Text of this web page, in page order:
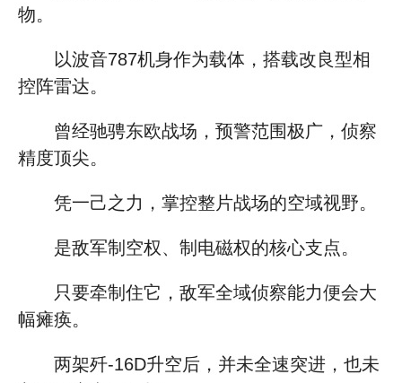
物。
以波音787机身作为载体，搭载改良型相
控阵雷达。
曾经驰骋东欧战场，预警范围极广，侦察
精度顶尖。
凭一己之力，掌控整片战场的空域视野。
是敌军制空权、制电磁权的核心支点。
只要牵制住它，敌军全域侦察能力便会大
幅瘫痪。
两架歼-16D升空后，并未全速突进，也未